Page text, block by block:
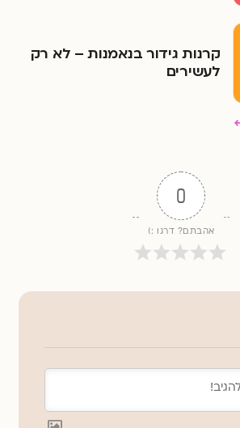
קרנות גידור בנאמנות – לא רק
לעשירים
0
אהבתם? דרגו :)